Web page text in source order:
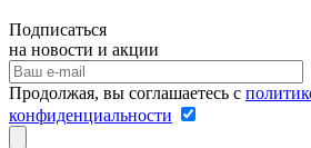
Подписаться
на новости и акции
Продолжая, вы соглашаетесь с
конфиденциальности